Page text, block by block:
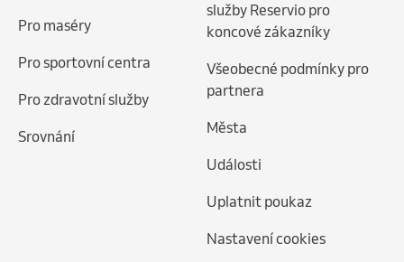
Pro maséry
Pro sportovní centra
Pro zdravotní služby
Srovnání
služby Reservio pro
koncové zákazníky
Všeobecné podmínky pro
partnera
Města
Události
Uplatnit poukaz
Nastavení cookies